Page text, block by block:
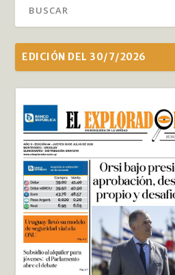
EDICIÓN DEL 30/7/2026